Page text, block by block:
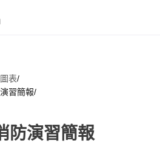
表/
習簡報/
防演習簡報